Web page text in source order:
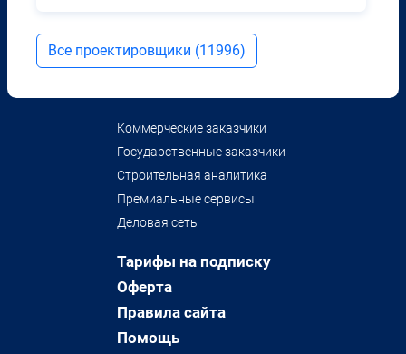
Все проектировщики (11996)
Коммерческие заказчики
Государственные заказчики
Строительная аналитика
Премиальные сервисы
Деловая сеть
Тарифы на подписку
Оферта
Правила сайта
Помощь